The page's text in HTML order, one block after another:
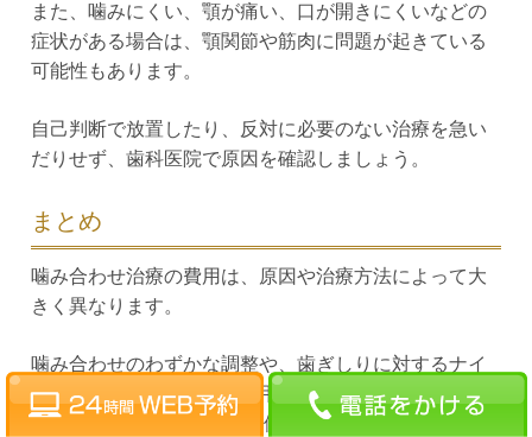
また、噛みにくい、顎が痛い、口が開きにくいなどの
症状がある場合は、顎関節や筋肉に問題が起きている
可能性もあります。
自己判断で放置したり、反対に必要のない治療を急い
だりせず、歯科医院で原因を確認しましょう。
まとめ
噛み合わせ治療の費用は、原因や治療方法によって大
きく異なります。
噛み合わせのわずかな調整や、歯ぎしりに対するナイ
トガードであれば、保険適用で数千円程度になること
があります。 一方、歯列全体を動かす矯正治療や自費